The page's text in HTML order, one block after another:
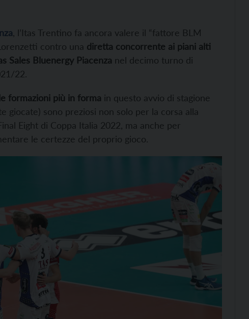
, l’Itas Trentino fa ancora valere il “fattore BLM
contro una diretta concorrente ai piani alti
Sales Bluenergy Piacenza nel decimo turno di
22.
formazioni più in forma in questo avvio di stagione
sono preziosi non solo per la corsa alla
Eight di Coppa Italia 2022, ma anche per
le certezze del proprio gioco.